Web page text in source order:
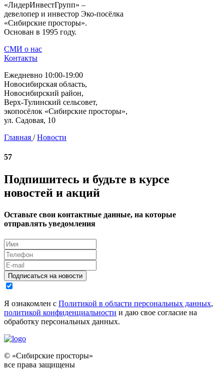
«ЛидерИнвестГрупп» –
девелопер и инвестор Эко-посёлка
«Сибирские просторы».
Основан в 1995 году.
СМИ о нас
Контакты
Ежедневно 10:00-19:00
Новосибирская область,
Новосибирский район,
Верх-Тулинский сельсовет,
экопосёлок «Сибирские просторы»,
ул. Садовая, 10
Главная / Новости
57
Подпишитесь и будьте в курсе
новостей и акций
Оставьте свои контактные данные, на которые
отправлять уведомления
Подписаться на новости
Я ознакомлен с Политикой в области персональных данных,
политикой конфиденциальности и даю свое согласие на
обработку персональных данных.
© «Сибирские просторы»
все права защищены